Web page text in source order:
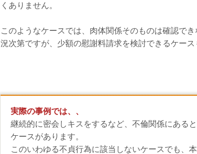
くありません。
このようなケースでは、肉体関係そのものは確認でき
況次第ですが、少額の慰謝料請求を検討できるケース
実際の事例では、、
継続的に密会しキスをするなど、不倫関係にある
ケースがあります。
このいわゆる不貞行為に該当しないケースでも、